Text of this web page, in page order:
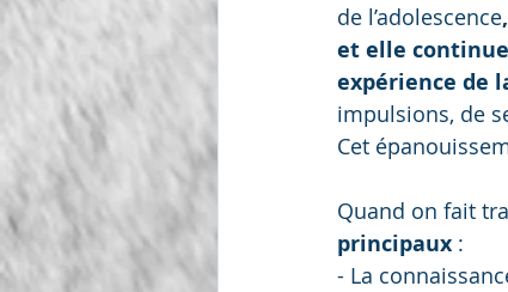
de l’adolescence
et elle
expérience de
impulsions, de
Cet
Quand on fait
principaux :
- La